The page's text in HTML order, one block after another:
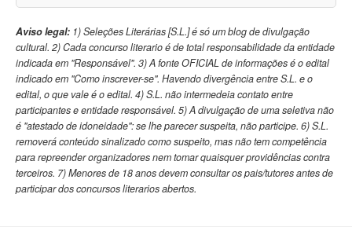
Aviso legal: 1) Seleções Literárias [S.L.] é só um blog de divulgação
cultural. 2) Cada concurso literario é de total responsabilidade da entidade
indicada em "Responsável". 3) A fonte OFICIAL de informações é o edital
indicado em "Como inscrever-se". Havendo divergência entre S.L. e o
edital, o que vale é o edital. 4) S.L. não intermedeia contato entre
participantes e entidade responsável. 5) A divulgação de uma seletiva não
é "atestado de idoneidade": se lhe parecer suspeita, não participe. 6) S.L.
removerá conteúdo sinalizado como suspeito, mas não tem competência
para repreender organizadores nem tomar quaisquer providências contra
terceiros. 7) Menores de 18 anos devem consultar os pais/tutores antes de
participar dos concursos literarios abertos.